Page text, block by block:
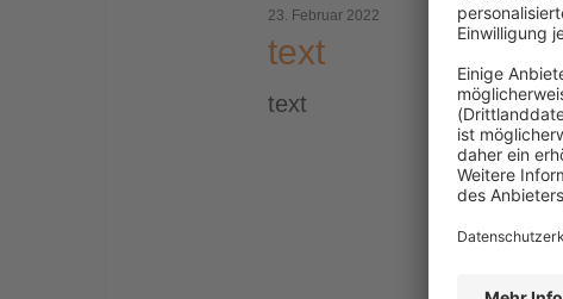
23. Februar 2022
text
text